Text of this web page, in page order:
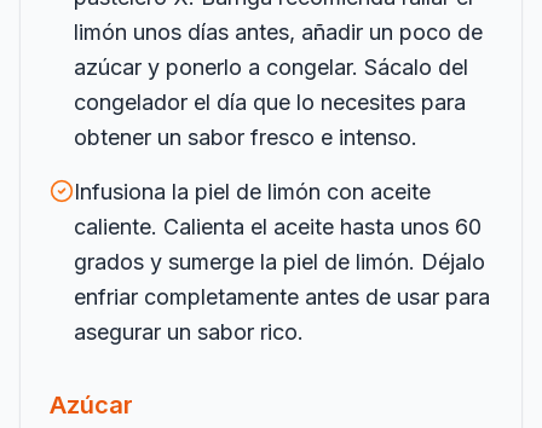
limón unos días antes, añadir un poco de
azúcar y ponerlo a congelar. Sácalo del
congelador el día que lo necesites para
obtener un sabor fresco e intenso.
Infusiona la piel de limón con aceite
caliente. Calienta el aceite hasta unos 60
grados y sumerge la piel de limón. Déjalo
enfriar completamente antes de usar para
asegurar un sabor rico.
Azúcar